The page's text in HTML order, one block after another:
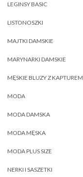
LEGINSY BASIC
LISTONOSZKI
MAJTKI DAMSKIE
MARYNARKI DAMSKIE
MĘSKIE BLUZY Z KAPTUREM
MODA
MODA DAMSKA
MODA MĘSKA
MODA PLUS SIZE
NERKI I SASZETKI